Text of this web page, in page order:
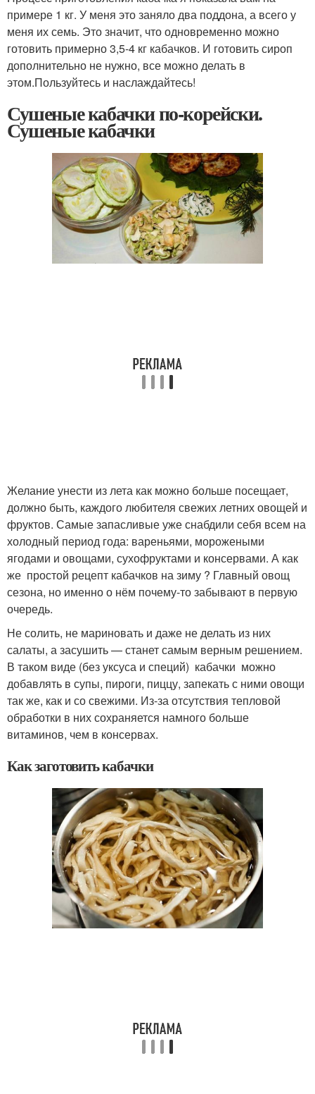
примере 1 кг. У меня это заняло два поддона, а всего у
меня их семь. Это значит, что одновременно можно
готовить примерно 3,5-4 кг кабачков. И готовить сироп
дополнительно не нужно, все можно делать в
этом.Пользуйтесь и наслаждайтесь!
Сушеные кабачки по-корейски.
Сушеные кабачки
Желание унести из лета как можно больше посещает,
должно быть, каждого любителя свежих летних овощей и
фруктов. Самые запасливые уже снабдили себя всем на
холодный период года: вареньями, морожеными
ягодами и овощами, сухофруктами и консервами. А как
же простой рецепт кабачков на зиму ? Главный овощ
сезона, но именно о нём почему-то забывают в первую
очередь.
Не солить, не мариновать и даже не делать из них
салаты, а засушить — станет самым верным решением.
В таком виде (без уксуса и специй) кабачки можно
добавлять в супы, пироги, пиццу, запекать с ними овощи
так же, как и со свежими. Из-за отсутствия тепловой
обработки в них сохраняется намного больше
витаминов, чем в консервах.
Как заготовить кабачки